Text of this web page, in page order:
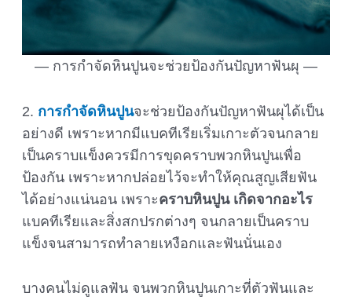
การกำจัดหินปูนจะช่วยป้องกันปัญหาฟันผุ
2. การกำจัดหินปูนจะช่วยป้องกันปัญหาฟันผุได้เป็น
อย่างดี เพราะหากมีแบคทีเรียเริ่มเกาะตัวจนกลาย
เป็นคราบแข็งควรมีการขุดคราบพวกหินปูนเพื่อ
ป้องกัน เพราะหากปล่อยไว้จะทำให้คุณสูญเสียฟัน
ได้อย่างแน่นอน เพราะคราบหินปูน เกิดจากอะไร
แบคทีเรียและสิ่งสกปรกต่างๆ จนกลายเป็นคราบ
แข็งจนสามารถทำลายเหงือกและฟันนั่นเอง
บางคนไม่ดูแลฟัน จนพวกหินปูนเกาะที่ตัวฟันและ